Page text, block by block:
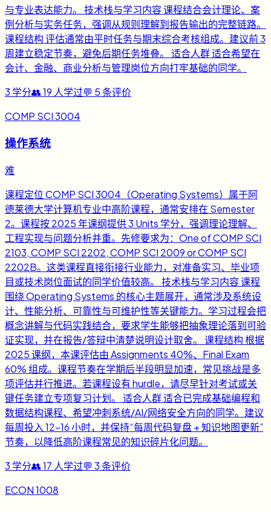
与专业表达能力。 技术栈与学习内容 课程结合会计理论、案
例分析与实务任务，强调从规则理解到报告输出的完整链路。
课程结构 评估通常由平时任务与期末综合考核组成。建议前 3
周建立稳定节奏，避免后期任务堆叠。 适合人群 适合希望在
会计、金融、商业分析与管理岗位方向打牢基础的同学。
3 学分👥19 人学过💬 5条评价
COMP SCI 3004
操作系统
难
课程定位 COMP SCI 3004（Operating Systems）属于阿
德莱德大学计算机专业中高阶课程，通常安排在 Semester
2。课程按 2025 年课纲提供 3 Units 学分，强调理论理解、
工程实现与问题分析并重。先修要求为：One of COMP SCI
2103, COMP SCI 2202, COMP SCI 2009 or COMP SCI
2202B。这类课程直接衔接行业能力，对准备实习、毕业项
目或技术岗位面试的同学价值较高。 技术栈与学习内容 课程
围绕 Operating Systems 的核心主题展开，通常涉及系统设
计、性能分析、可靠性与可维护性等关键能力。学习过程会把
概念讲解与代码实践结合，要求学生能够把抽象理论落到可验
证实现，并在报告/答辩中清楚说明设计取舍。 课程结构 根据
2025 课纲，本课评估由 Assignments 40%、Final Exam
60% 组成。课程节奏在学期后半段明显加速，常见挑战是多
项评估并行推进。若课程设有 hurdle，请尽早针对考试或关
键任务建立专项复习计划。 适合人群 适合已完成基础编程和
数据结构课程、希望冲刺系统/AI/网络安全方向的同学。建议
每周投入 12-16 小时，并保持“每周代码复盘 + 知识地图更新”
节奏，以降低高阶课程常见的知识碎片化问题。
3 学分👥17 人学过💬 3条评价
ECON 1008